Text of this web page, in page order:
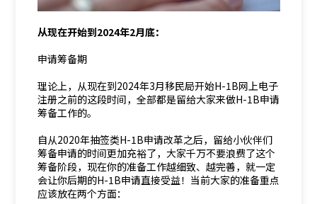
从现在开始到2024年2月底：
申请筹备期
理论上，从现在到2024年3月移民局开始H-1B网上电子
注册之前的这段时间，全部都是留给大家来做H-1B申请
筹备工作的。
自从2020年抽签类H-1B申请改革之后，留给小伙伴们
筹备申请的时间更加充裕了，大家千万不要浪费了这个
筹备阶段，现在你的准备工作越细致、越完善，就一定
会让你后期的H-1B申请直接受益！当前大家的准备重点
应该放在两个方面：